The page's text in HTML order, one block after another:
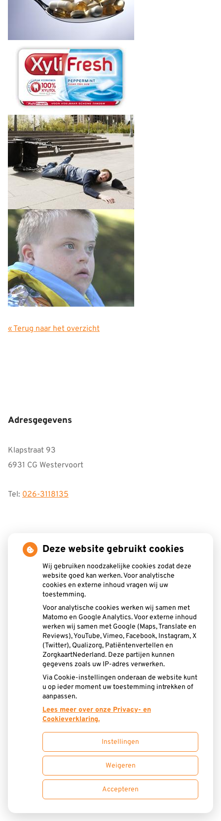
« Terug naar het overzicht
Adresgegevens
Klapstraat 93
6931 CG Westervoort
Tel: 026-3118135
Openingstijden
Maandag:
8.15 - 17.00
8.15 - 17.00
Woensdag:
Donderdag:
8.15 - 17.00
Hoe gezond is je mond?
Deze website gebruikt cookies
Wij gebruiken noodzakelijke cookies zodat deze
website goed kan werken. Voor analytische
cookies en externe inhoud vragen wij uw
toestemming.
Voor analytische cookies werken wij samen met
Matomo en Google Analytics. Voor externe inhoud
werken wij samen met Google (Maps, Translate en
Reviews), YouTube, Vimeo, Facebook, Instagram, X
(Twitter), Qualizorg, Patiëntenvertellen en
ZorgkaartNederland. Deze partijen kunnen
gegevens zoals uw IP-adres verwerken.
Via Cookie-instellingen onderaan de website kunt
u op ieder moment uw toestemming intrekken of
aanpassen.
Lees meer over onze Privacy- en
Cookieverklaring.
Instellingen
Weigeren
Accepteren